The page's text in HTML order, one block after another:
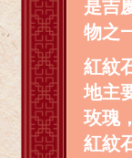
是吉
物之
紅紋
地主
玫瑰
紅紋